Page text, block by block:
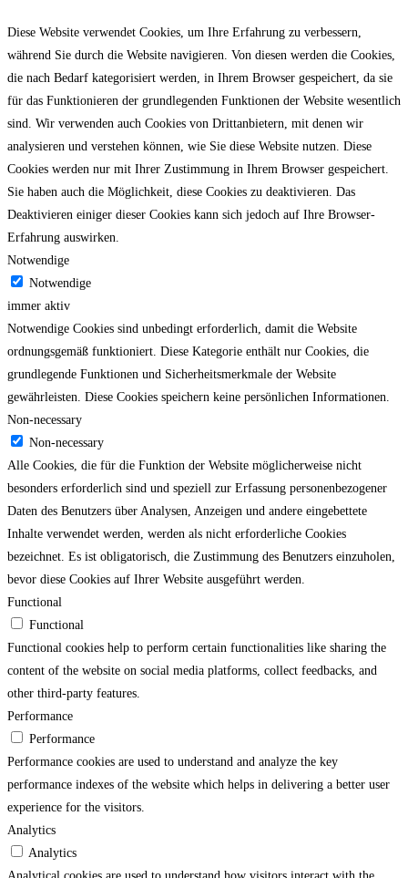
Diese Website verwendet Cookies, um Ihre Erfahrung zu verbessern,
während Sie durch die Website navigieren. Von diesen werden die Cookies,
die nach Bedarf kategorisiert werden, in Ihrem Browser gespeichert, da sie
für das Funktionieren der grundlegenden Funktionen der Website wesentlich
sind. Wir verwenden auch Cookies von Drittanbietern, mit denen wir
analysieren und verstehen können, wie Sie diese Website nutzen. Diese
Cookies werden nur mit Ihrer Zustimmung in Ihrem Browser gespeichert.
Sie haben auch die Möglichkeit, diese Cookies zu deaktivieren. Das
Deaktivieren einiger dieser Cookies kann sich jedoch auf Ihre Browser-
Erfahrung auswirken.
Notwendige
Notwendige
immer aktiv
Notwendige Cookies sind unbedingt erforderlich, damit die Website
ordnungsgemäß funktioniert. Diese Kategorie enthält nur Cookies, die
grundlegende Funktionen und Sicherheitsmerkmale der Website
gewährleisten. Diese Cookies speichern keine persönlichen Informationen.
Non-necessary
Non-necessary
Alle Cookies, die für die Funktion der Website möglicherweise nicht
besonders erforderlich sind und speziell zur Erfassung personenbezogener
Daten des Benutzers über Analysen, Anzeigen und andere eingebettete
Inhalte verwendet werden, werden als nicht erforderliche Cookies
bezeichnet. Es ist obligatorisch, die Zustimmung des Benutzers einzuholen,
bevor diese Cookies auf Ihrer Website ausgeführt werden.
Functional
Functional
Functional cookies help to perform certain functionalities like sharing the
content of the website on social media platforms, collect feedbacks, and
other third-party features.
Performance
Performance
Performance cookies are used to understand and analyze the key
performance indexes of the website which helps in delivering a better user
experience for the visitors.
Analytics
Analytics